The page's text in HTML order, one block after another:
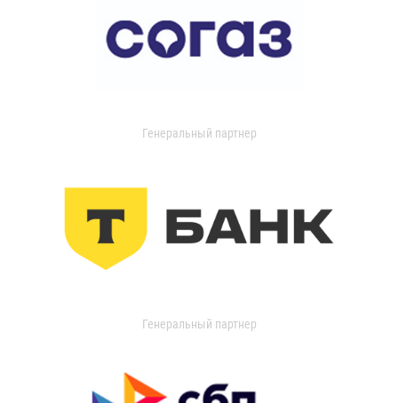
Генеральный партнер
Генеральный партнер